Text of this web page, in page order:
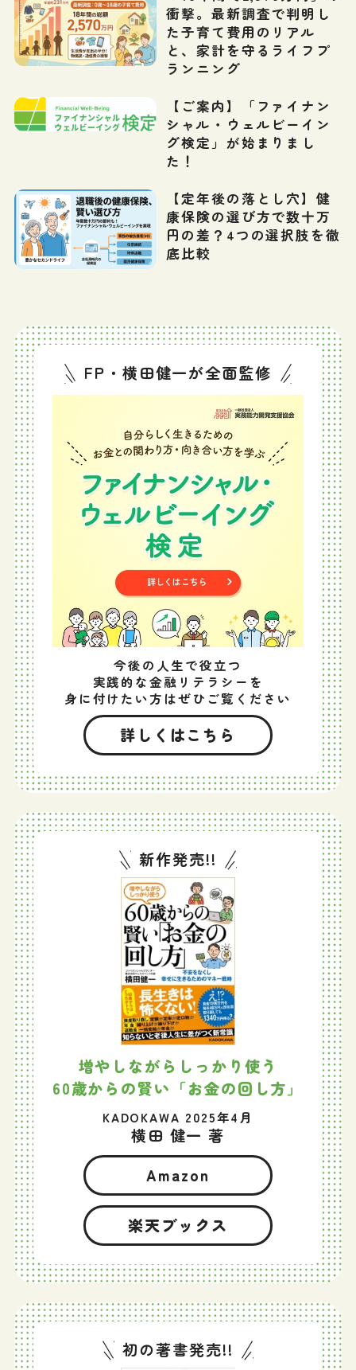
衝撃。最新調査で判明し
た子育て費用のリアル
と、家計を守るライフプ
ランニング
【ご案内】「ファイナン
シャル・ウェルビーイン
グ検定」が始まりまし
た！
【定年後の落とし穴】健
康保険の選び方で数十万
円の差？4つの選択肢を徹
底比較
FP・横田健一が全面監修
今後の人生で役立つ
実践的な金融リテラシーを
身に付けたい方はぜひご覧ください
詳しくはこちら
新作発売!!
増やしながらしっかり使う
60歳からの賢い「お金の回し方」
KADOKAWA 2025年4月
横田 健一 著
Amazon
楽天ブックス
初の著書発売!!